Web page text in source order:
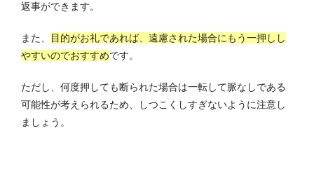
返事ができます。
また、
目的がお礼であれば、遠慮された場合にもう一押しし
やすいのでおすすめです。
ただし、何度押しても断られた場合は一転して脈なしである
可能性が考えられるため、しつこくしすぎないように注意し
ましょう。